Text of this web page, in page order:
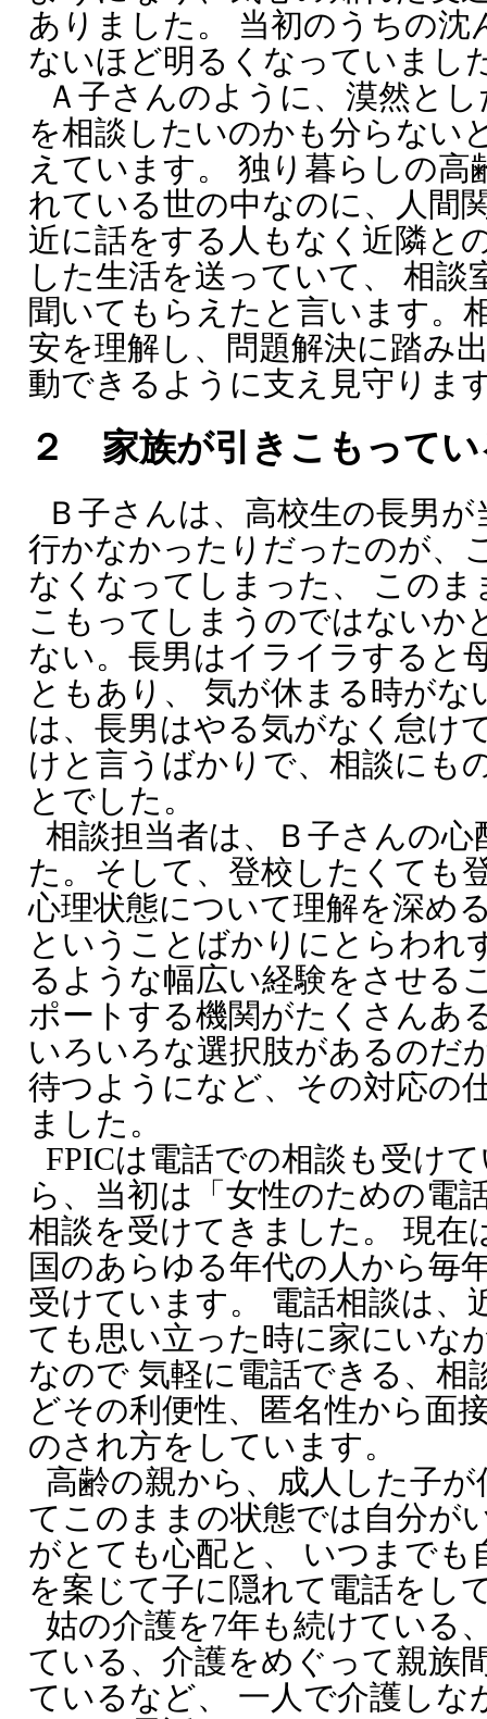
ありました。 当初のうちの沈
ないほど明るくなっていまし
Ａ子さんのように、漠然と
を相談したいのかも分らない
えています。 独り暮らしの高
れている世の中なのに、人間
近に話をする人もなく近隣と
した生活を送っていて、 相談
聞いてもらえたと言います。
安を理解し、問題解決に踏み
動できるように支え見守りま
２ 家族が引きこもってい
Ｂ子さんは、高校生の長男
行かなかったりだったのが、
なくなってしまった、 この
こもってしまうのではないか
ない。長男はイライラすると
ともあり、 気が休まる時が
は、長男はやる気がなく怠け
けと言うばかりで、相談にも
とでした。
相談担当者は、Ｂ子さんの
た。そして、登校したくても
心理状態について理解を深め
ということばかりにとらわれ
るような幅広い経験をさせる
ポートする機関がたくさんあ
いろいろな選択肢があるのだ
待つようになど、その対応の
ました。
FPICは電話での相談も受け
ら、当初は「女性のための電
相談を受けてきました。 現在
国のあらゆる年代の人から毎
受けています。 電話相談は、
ても思い立った時に家にいな
なので 気軽に電話できる、相
どその利便性、匿名性から面
のされ方をしています。
高齢の親から、成人した子
てこのままの状態では自分が
がとても心配と、 いつまでも
を案じて子に隠れて電話をし
姑の介護を7年も続けている
ている、介護をめぐって親族
ているなど、 一人で介護しな